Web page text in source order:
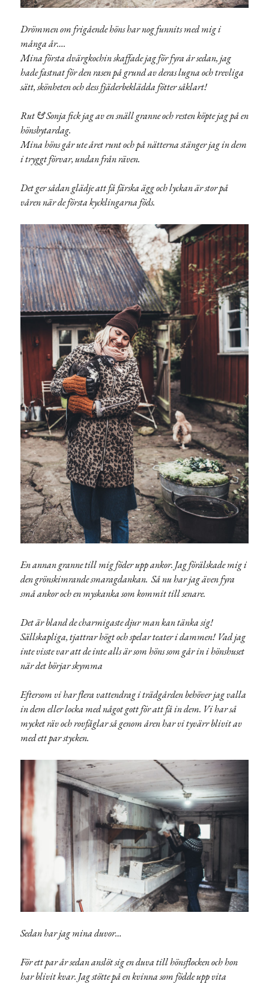
Drömmen om frigående höns har nog funnits med mig i
många år….
Mina första dvärgkochin skaffade jag för fyra år sedan, jag
hade fastnat för den rasen på grund av deras lugna och trevliga
sätt, skönheten och dess fjäderbeklädda fötter såklart!
Rut & Sonja fick jag av en snäll granne och resten köpte jag på en
hönsbytardag.
Mina höns går ute året runt och på nätterna stänger jag in dem
i tryggt förvar, undan från räven.
Det ger sådan glädje att få färska ägg och lyckan är stor på
våren när de första kycklingarna föds.
En annan granne till mig föder upp ankor. Jag förälskade mig i
den grönskimrande smaragdankan. Så nu har jag även fyra
små ankor och en myskanka som kommit till senare.
Det är bland de charmigaste djur man kan tänka sig!
Sällskapliga, tjattrar högt och spelar teater i dammen! Vad jag
inte visste var att de inte alls är som höns som går in i hönshuset
när det börjar skymma
Eftersom vi har flera vattendrag i trädgården behöver jag valla
in dem eller locka med något gott för att få in dem. Vi har så
mycket räv och rovfåglar så genom åren har vi tyvärr blivit av
med ett par stycken.
Sedan har jag mina duvor…
För ett par år sedan anslöt sig en duva till hönsflocken och hon
har blivit kvar. Jag stötte på en kvinna som födde upp vita